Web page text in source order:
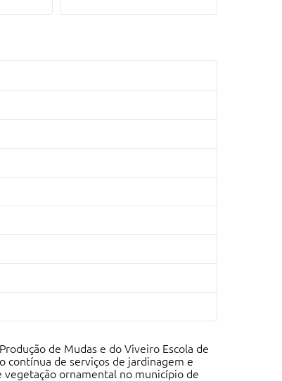
de Mudas e do Viveiro Escola de
contínua de serviços de jardinagem e
vegetação ornamental no município de